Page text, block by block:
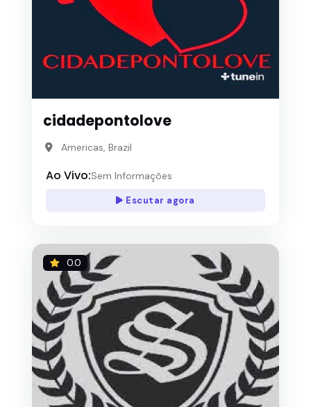
cidadepontolove
Americas, Brazil
Ao Vivo:Sem Informações
Escutar agora
0.0